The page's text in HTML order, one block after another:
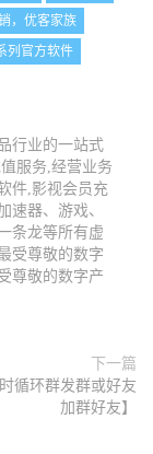
，优客家族
列官方软件
行业的一站式
服务,经营业务
件,影视会员充
速器、游戏、
条龙等所有虚
受尊敬的数字
尊敬的数字产
下一篇
循环群发群或好友
加群好友】